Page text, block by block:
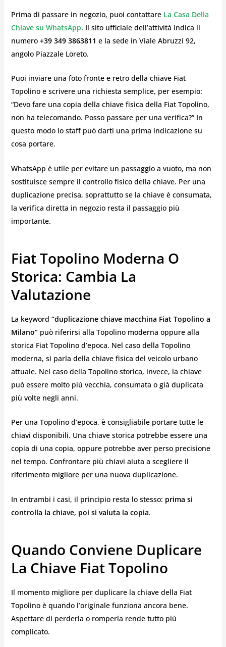
Prima di passare in negozio, puoi contattare La Casa Della
Chiave su WhatsApp. Il sito ufficiale dell’attività indica il
numero +39 349 3863811 e la sede in Viale Abruzzi 92,
angolo Piazzale Loreto.
Puoi inviare una foto fronte e retro della chiave Fiat
Topolino e scrivere una richiesta semplice, per esempio:
“Devo fare una copia della chiave fisica della Fiat Topolino,
non ha telecomando. Posso passare per una verifica?” In
questo modo lo staff può darti una prima indicazione su
cosa portare.
WhatsApp è utile per evitare un passaggio a vuoto, ma non
sostituisce sempre il controllo fisico della chiave. Per una
duplicazione precisa, soprattutto se la chiave è consumata,
la verifica diretta in negozio resta il passaggio più
importante.
Fiat Topolino Moderna O
Storica: Cambia La
Valutazione
La keyword “duplicazione chiave macchina Fiat Topolino a
Milano”può riferirsi alla Topolino moderna oppure alla
storica Fiat Topolino d’epoca. Nel caso della Topolino
moderna, si parla della chiave fisica del veicolo urbano
attuale. Nel caso della Topolino storica, invece, la chiave
può essere molto più vecchia, consumata o già duplicata
più volte negli anni.
Per una Topolino d’epoca, è consigliabile portare tutte le
chiavi disponibili. Una chiave storica potrebbe essere una
copia di una copia, oppure potrebbe aver perso precisione
nel tempo. Confrontare più chiavi aiuta a scegliere il
riferimento migliore per una nuova duplicazione.
In entrambi i casi, il principio resta lo stesso: prima si
controlla la chiave, poi si valuta la copia.
Quando Conviene Duplicare
La Chiave Fiat Topolino
Il momento migliore per duplicare la chiave della Fiat
Topolino è quando l’originale funziona ancora bene.
Aspettare di perderla o romperla rende tutto più
complicato.